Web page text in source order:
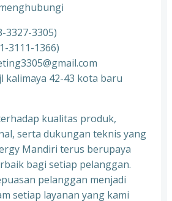
3327-3305)
3111-1366)
kalimaya 42-43 kota baru
kualitas produk,
serta dukungan teknis yang
Mandiri terus berupaya
bagi setiap pelanggan.
pelanggan menjadi
setiap layanan yang kami